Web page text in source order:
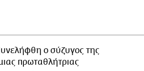
ο σύζυγος της
πρωταθλήτριας